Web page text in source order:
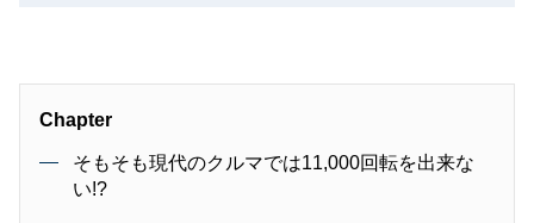
Chapter
そもそも現代のクルマでは11,000回転を出来な
い!?